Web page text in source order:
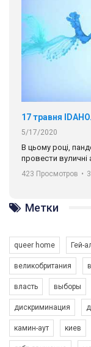
5/17/2020
В цьому році,
провести вуличні
навіть коли ми у
разом. Ми
солідарності,
ГАУ є в 16
Разом наш голос
423 Просмотров •
Метки
queer home Гей-
великобритания
власть выборы
дискриминация
камин-аут киев